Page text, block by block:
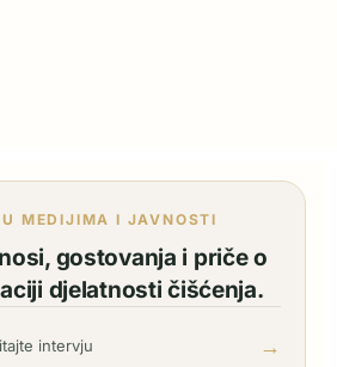
U MEDIJIMA I JAVNOSTI
gostovanja i priče o
djelatnosti čišćenja.
intervju →